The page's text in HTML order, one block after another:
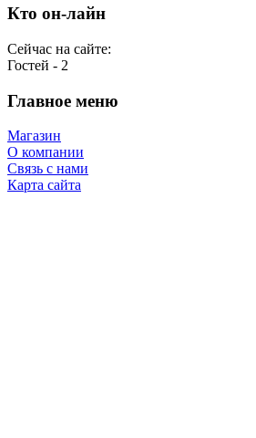
Кто он-лайн
Сейчас на сайте:
Гостей - 2
Главное меню
Магазин
О компании
Связь с нами
Карта сайта